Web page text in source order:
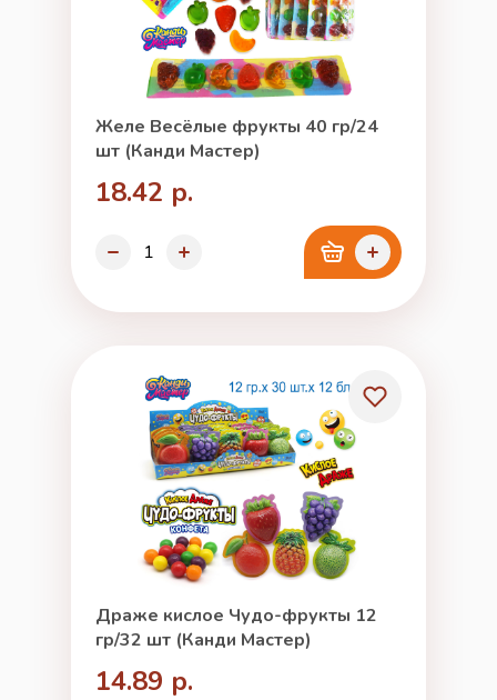
Желе Весёлые фрукты 40 гр/24
шт (Канди Мастер)
18.42 р.
Драже кислое Чудо-фрукты 12
гр/32 шт (Канди Мастер)
14.89 р.